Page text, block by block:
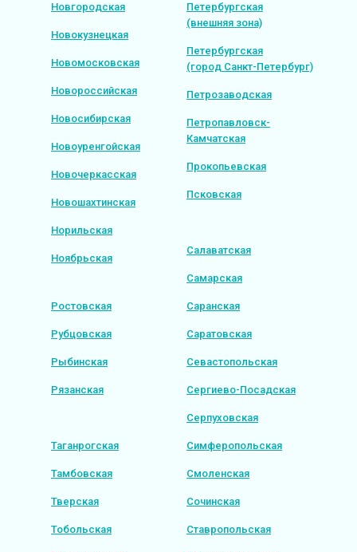
Новгородская
Новокузнецкая
Новомосковская
Новороссийская
Новосибирская
Новоуренгойская
Новочеркасская
Новошахтинская
Норильская
Ноябрьская
Петербургская
(внешняя зона)
Петербургская
(город Санкт-Петербург)
Петрозаводская
Петропавловск-
Камчатская
Прокопьевская
Псковская
Ростовская
Рубцовская
Рыбинская
Рязанская
Салаватская
Самарская
Саранская
Саратовская
Севастопольская
Сергиево-Посадская
Серпуховская
Симферопольская
Смоленская
Сочинская
Ставропольская
Таганрогская
Тамбовская
Тверская
Тобольская